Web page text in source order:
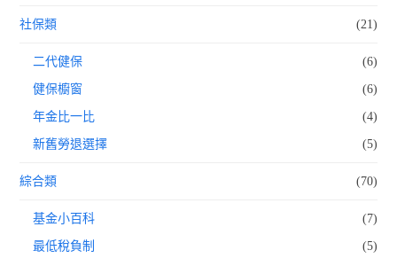
社保類 (21)
二代健保 (6)
健保櫥窗 (6)
年金比一比 (4)
新舊勞退選擇 (5)
綜合類 (70)
基金小百科 (7)
最低稅負制 (5)